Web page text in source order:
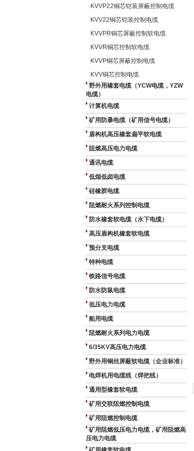
KVVP22铜芯铠装屏蔽控制电缆
KVV22铜芯铠装控制电缆
KVVPR铜芯屏蔽控制软电缆
KVVR铜芯控制软电缆
KVVP铜芯屏蔽控制电缆
KVV铜芯控制电缆
野外用橡套电缆（YCW电缆，YZW
电缆）
计算机电缆
矿用防暴电缆（矿用信号电缆）
盾构机高压橡套扁平软电缆
阻燃高压电力电缆
通讯电缆
低烟低卤电缆
硅橡胶电缆
阻燃耐火系列控制电缆
防水橡套软电缆（水下电缆）
高压盾构机橡套软电缆
预分支电缆
特种电缆
铁路信号电缆
防水防鼠电缆
低压电力电缆
船用电缆
阻燃耐火系列电力电缆
6/35KV高压电力电缆
野外用铜丝屏蔽软电缆（企业标准）
电焊机用电缆线（焊把线）
通用型橡套软电缆
矿用交联阻燃控制电缆
矿用阻燃控制电缆
矿用阻燃低压电力电缆，矿用阻燃高
压电力电缆